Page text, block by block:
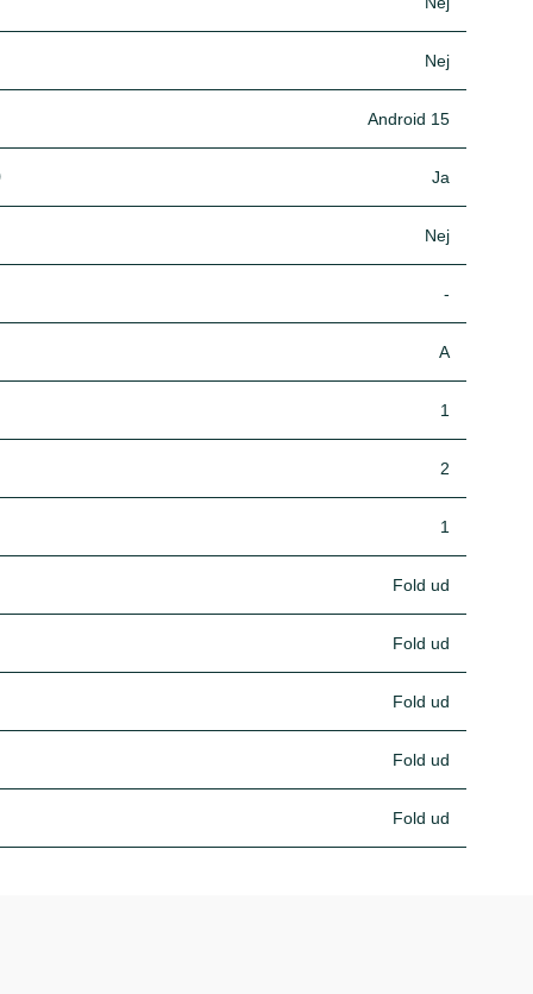
Nej
Android 15
Ja
Nej
-
A
1
2
1
Fold ud
Fold ud
Fold ud
Fold ud
Fold ud